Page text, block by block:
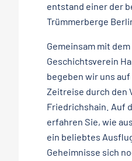
entstand einer der
Trümmerberge
Gemeinsam mit
Geschichtsverein
begeben wir uns
Zeitreise durch den
Friedrichshain. Auf
erfahren Sie, wie
ein beliebtes
Geheimnisse sich